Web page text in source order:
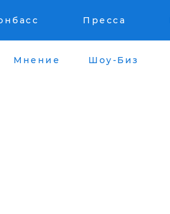
Пресса
Мнение Шоу-Биз